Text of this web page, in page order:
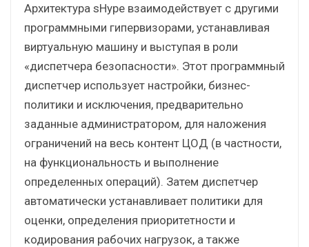
Архитектура sHype взаимодействует с другими
программными гипервизорами, устанавливая
виртуальную машину и выступая в роли
«диспетчера безопасности». Этот программный
диспетчер использует настройки, бизнес-
политики и исключения, предварительно
заданные администратором, для наложения
ограничений на весь контент ЦОД (в частности,
на функциональность и выполнение
определенных операций). Затем диспетчер
автоматически устанавливает политики для
оценки, определения приоритетности и
кодирования рабочих нагрузок, а также